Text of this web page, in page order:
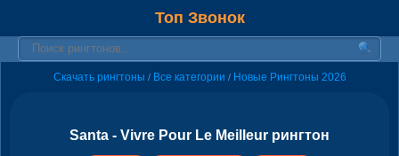
Топ Звонок
Скачать рингтоны / Все категории / Новые Рингтоны 2026
Santa - Vivre Pour Le Meilleur рингтон